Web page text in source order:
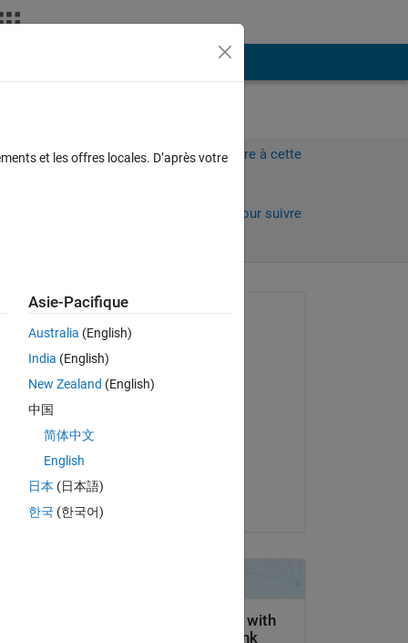
Connectez-vous pour répondre à cette
Connectez-vous pour suivre
Niklas Kurz
le 3 Fév 2022
le 3 Fév 2022
Acceptée :
et les offres locales. D’après votre
Asie-Pacifique
Australia (English)
India (English)
New Zealand (English)
中国
简体中文
English
日本 (日本語)
한국 (한국어)